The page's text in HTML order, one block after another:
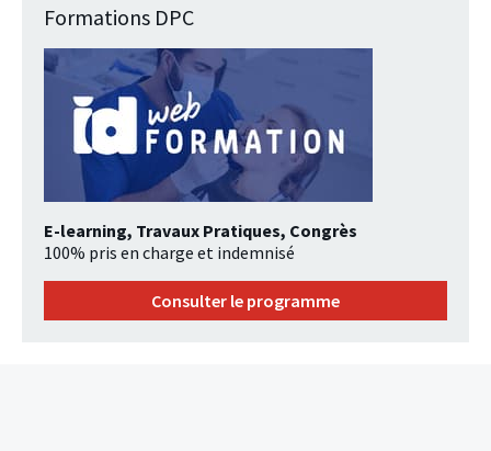
Formations DPC
E-learning, Travaux Pratiques, Congrès
100% pris en charge et indemnisé
Consulter le programme